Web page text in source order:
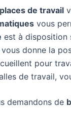
de travail
vous
est à disposition
donne la
pour
de travail,
demandons de